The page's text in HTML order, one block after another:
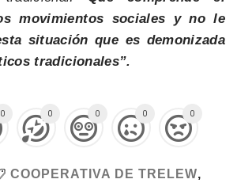
movimientos sociales y no le
situación que es demonizada
tradicionales”.
0 0 0 0 0
COOPERATIVA DE TRELEW,